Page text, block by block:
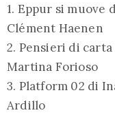
1. Eppur si muove
Clément Haenen
2. Pensieri di
Martina Forioso
3. Platform 02 di
Ardillo